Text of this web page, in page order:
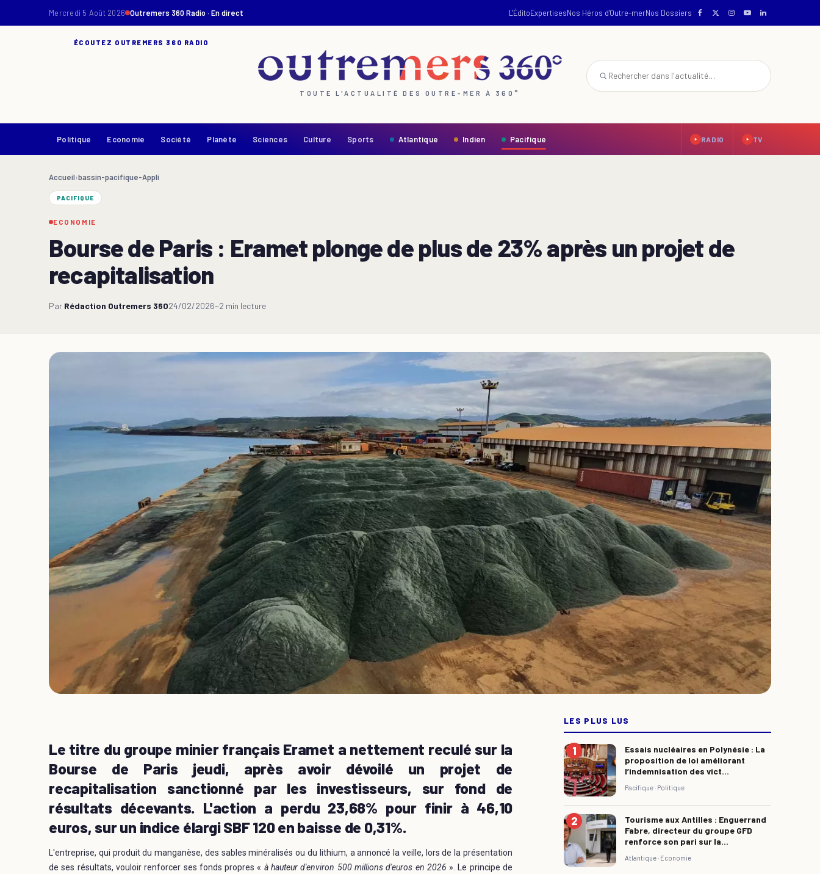
Mercredi 5 Août 2026 Outremers 360 Radio · En direct L'ÉditoExpertisesNos Héros d'Outre-merNos Dossiers
ÉCOUTEZ OUTREMERS 360 RADIO
TOUTE L'ACTUALITÉ DES OUTRE-MER À 360°
Politique Economie Société Planète Sciences Culture Sports Atlantique Indien Pacifique RADIO TV
Accueil›bassin-pacifique-Appli
PACIFIQUE
ECONOMIE
Bourse de Paris : Eramet plonge de plus de 23% après un projet de
recapitalisation
Par Rédaction Outremers 36024/02/2026~2 min lecture
Le titre du groupe minier français Eramet a nettement reculé sur la
Bourse de Paris jeudi, après avoir dévoilé un projet de
recapitalisation sanctionné par les investisseurs, sur fond de
résultats décevants. L'action a perdu 23,68% pour finir à 46,10
euros, sur un indice élargi SBF 120 en baisse de 0,31%.
L'entreprise, qui produit du manganèse, des sables minéralisés ou du lithium, a annoncé la veille, lors de la présentation
de ses résultats, vouloir renforcer ses fonds propres « à hauteur d'environ 500 millions d'euros en 2026 ». Le principe de
LES PLUS LUS
Essais nucléaires en Polynésie : La
proposition de loi améliorant
l’indemnisation des vict...
Pacifique · Politique
Tourisme aux Antilles : Enguerrand
Fabre, directeur du groupe GFD
renforce son pari sur la...
Atlantique · Economie